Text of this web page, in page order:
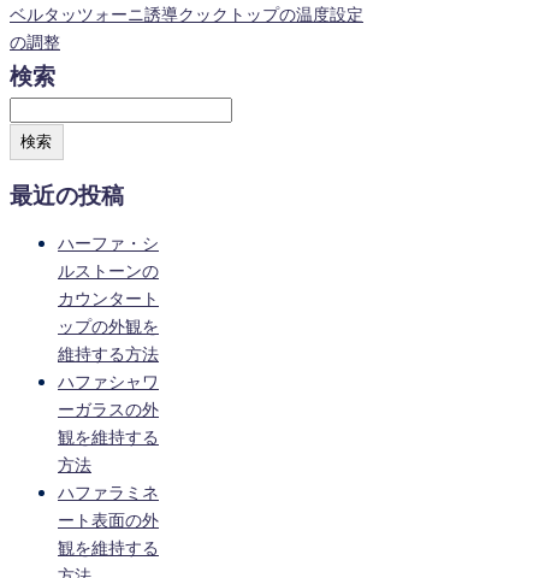
ベルタッツォーニ誘導クックトップの温度設定
の調整
検索
検索
最近の投稿
ハーファ・シ
ルストーンの
カウンタート
ップの外観を
維持する方法
ハファシャワ
ーガラスの外
観を維持する
方法
ハファラミネ
ート表面の外
観を維持する